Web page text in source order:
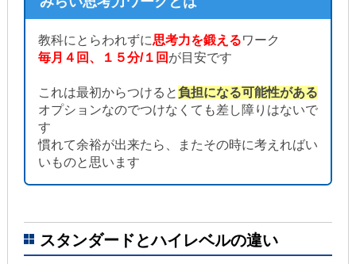
教科にとらわれずに思考力を鍛えるワーク
毎月４回、１５分/１回 が目安です
これは最初からつけると負担になる可能性がある
オプションなのでつけなくても差し障りはないで
す
慣れて余裕が出来たら、またその時に考えればい
いものと思います
スタンダードとハイレベルの違い